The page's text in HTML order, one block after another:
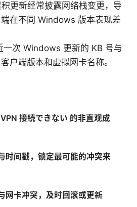
更新经常披露网络栈变更，导
在不同 Windows 版本表现差
一次 Windows 更新的 KB 号与
户端版本和虚拟网卡名称。
接続できない 的非直观成
时间戳，锁定最可能的冲突来
网卡冲突，及时回滚或更新